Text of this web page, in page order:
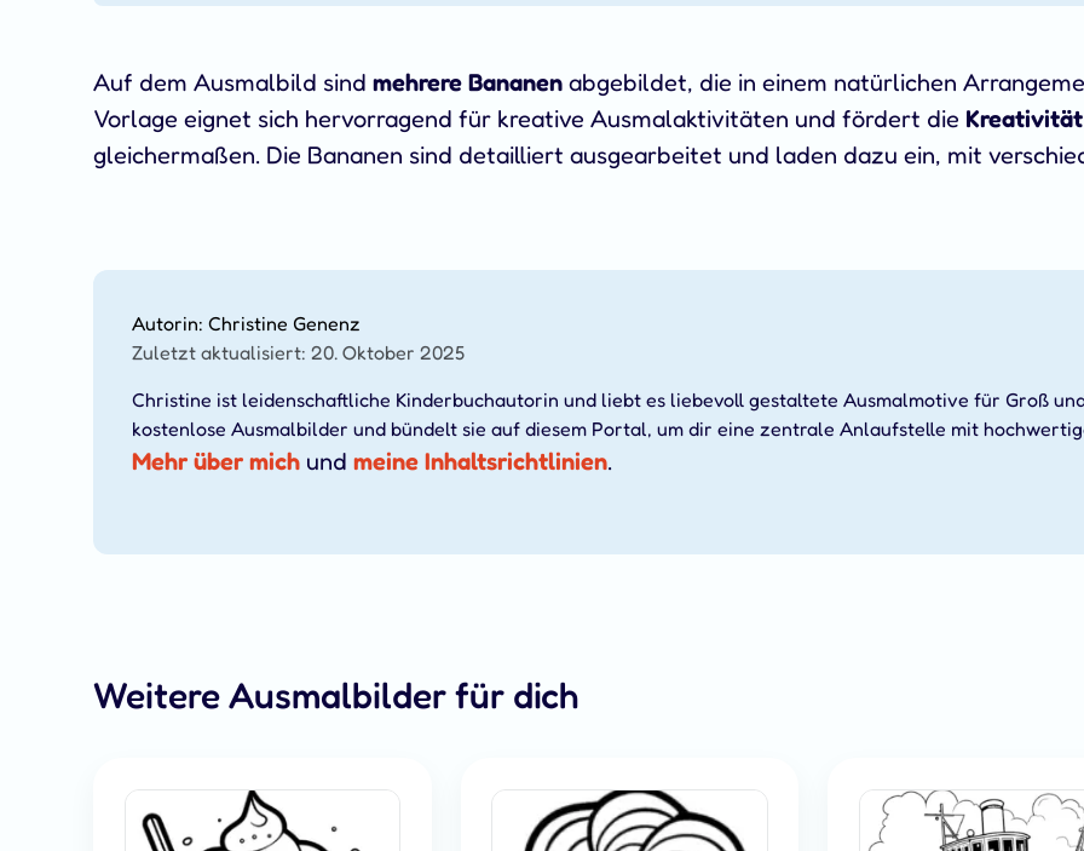
Auf dem Ausmalbild sind mehrere Bananen abgebildet, die in einem natürlichen
Vorlage eignet sich hervorragend für kreative Ausmalaktivitäten und fördert die Kreativität
gleichermaßen. Die Bananen sind detailliert ausgearbeitet und laden dazu ein, mit
Autorin: Christine Genenz
Zuletzt aktualisiert: 20. Oktober 2025
Christine ist leidenschaftliche Kinderbuchautorin und liebt es liebevoll gestaltete Ausmalmotive für Groß
kostenlose Ausmalbilder und bündelt sie auf diesem Portal, um dir eine zentrale Anlaufstelle mit
Mehr über mich und meine Inhaltsrichtlinien.
Weitere Ausmalbilder für dich